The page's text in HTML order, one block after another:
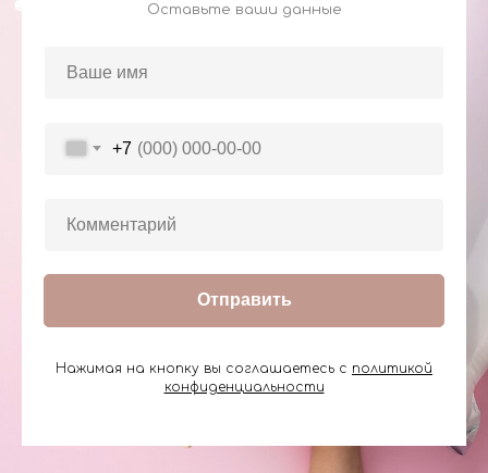
Оставьте ваши данные
+7
Отправить
Нажимая на кнопку вы соглашаетесь с политикой
конфиденциальности